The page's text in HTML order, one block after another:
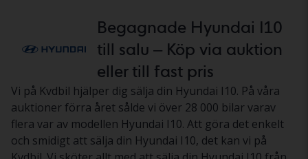
Begagnade Hyundai I10
till salu – Köp via auktion
eller till fast pris
Vi på Kvdbil hjälper dig sälja din Hyundai I10. På våra
auktioner förra året sålde vi över 28 000 bilar varav
flera var av modellen Hyundai I10. Att göra det enkelt
och smidigt att sälja din Hyundai I10, det kan vi på